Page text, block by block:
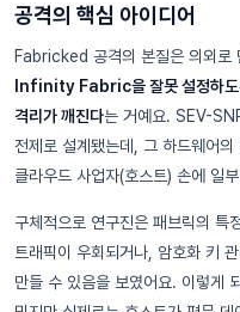
공격의 핵심 아이디어
Fabricked 공격의 본질은 의외로
Infinity Fabric을 잘못 설정하도
격리가 깨진다는 거예요. SEV-
전제로 설계됐는데, 그 하드웨어
클라우드 사업자(호스트) 손에 일
구체적으로 연구진은 패브릭의 특
트래픽이 우회되거나, 암호화 키
만들 수 있음을 보였어요. 이렇게